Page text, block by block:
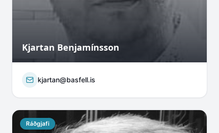
Kjartan Benjamínsson
kjartan@basfell.is
Ráðgjafi